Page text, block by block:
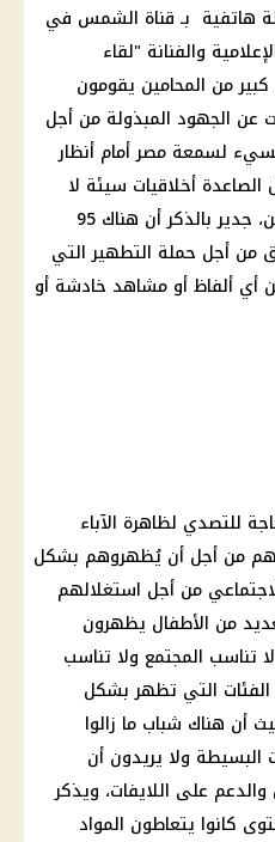
هاتفية بـ قناة الشمس في
والفنانة "لقاء
من المحامين يقومون
عن الجهود المبذولة من أجل
لسمعة مصر أمام أنظار
الصاعدة أخلاقيات سيئة لا
تناسب مجتمعنا المصري المتدين، جدير بالذكر أن هناك 95
أجل حملة التطهير التي
ألفاظ أو مشاهد خادشة أو
للتصدي لظاهرة الآباء
من أجل أن يُظهروهم بشكل
من أجل استغلالهم
من الأطفال يظهرون
تناسب المجتمع ولا تناسب
التي تظهر بشكل
أن هناك شباب ما زالوا
البسيطة ولا يريدون أن
على اللايفات، ويذكر
كانوا يتعاطون المواد